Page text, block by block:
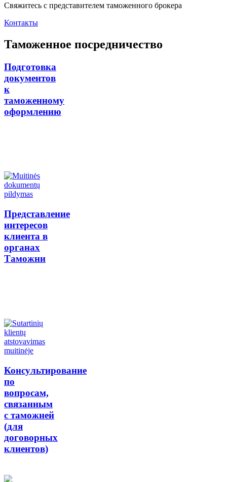
Свяжитесь с представителем таможенного брокера
Контакты
Таможенное посредничество
Подготовка
документов
к
таможенному
оформлению
Представление
интересов
клиента в
органах
Таможни
Консультирование
по
вопросам,
связанным
с таможней
(для
договорных
клиентов)